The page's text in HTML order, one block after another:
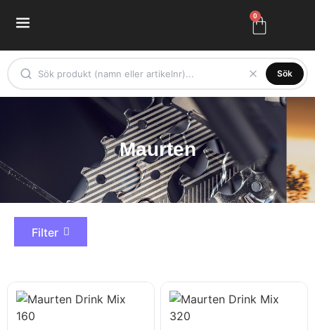
0
Sök
Maurten
Filter